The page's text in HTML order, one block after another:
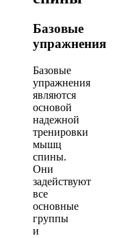
Базовые
упражнения
Базовые
упражнения
являются
основой
надежной
тренировки
мышц
спины.
Они
задействуют
все
основные
группы
и